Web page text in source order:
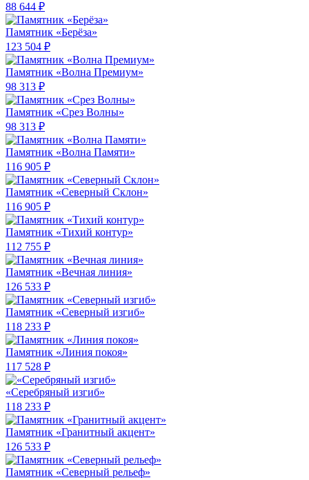
88 644 ₽
Памятник «Берёза»
123 504 ₽
Памятник «Волна Премиум»
98 313 ₽
Памятник «Срез Волны»
98 313 ₽
Памятник «Волна Памяти»
116 905 ₽
Памятник «Северный Склон»
116 905 ₽
Памятник «Тихий контур»
112 755 ₽
Памятник «Вечная линия»
126 533 ₽
Памятник «Северный изгиб»
118 233 ₽
Памятник «Линия покоя»
117 528 ₽
«Серебряный изгиб»
118 233 ₽
Памятник «Гранитный акцент»
126 533 ₽
Памятник «Северный рельеф»